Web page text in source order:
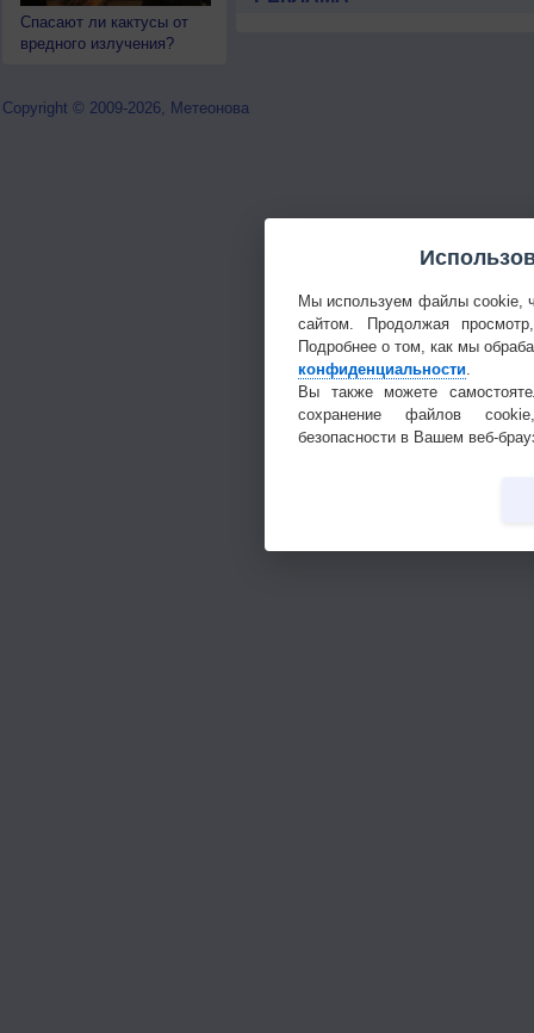
Спасают ли кактусы от
вредного излучения?
Copyright © 2009-2026, Метеонова
Мы используем файлы cookie,
сайтом. Продолжая
Подробнее о том, как мы
конфиденциальности
Вы также можете
сохранение файлов
безопасности в Вашем веб-